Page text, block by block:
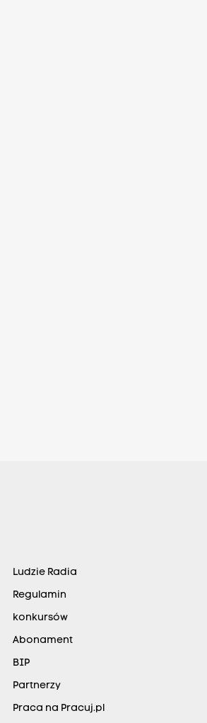
Ludzie Radia
Regulamin
konkursów
Abonament
BIP
Partnerzy
Praca na Pracuj.pl